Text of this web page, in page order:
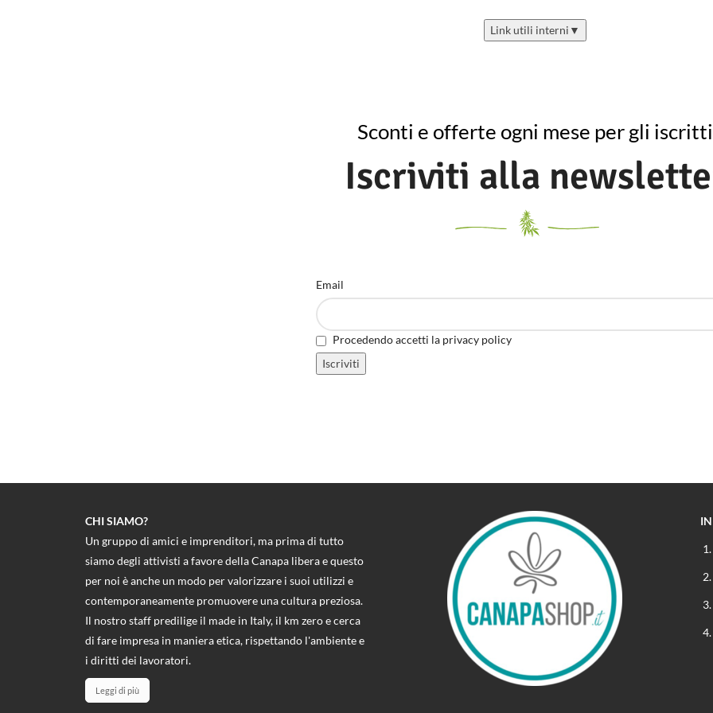
Link utili interni ▼
Sconti e offerte ogni mese per gli iscritti
Iscriviti alla
Email
Procedendo accetti la privacy policy
CHI SIAMO?
Un gruppo di amici e imprenditori, ma prima di tutto
siamo degli attivisti a favore della Canapa libera e questo
per noi è anche un modo per valorizzare i suoi utilizzi e
contemporaneamente promuovere una cultura preziosa.
Il nostro staff predilige il made in Italy, il km zero e cerca
di fare impresa in maniera etica, rispettando l'ambiente e
i diritti dei lavoratori.
Leggi di più